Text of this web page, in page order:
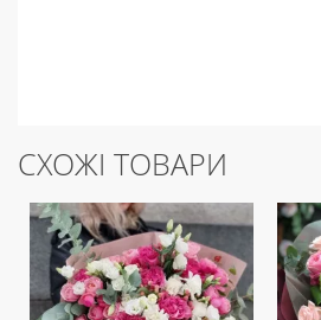
СХОЖІ ТОВАРИ